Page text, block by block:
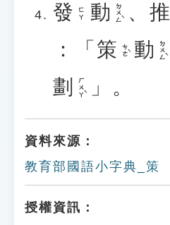
發 ㄈㄚ 動 ㄉㄨㄥˋ 、 推
：「 策 ㄘㄜˋ 動 ㄉㄨㄥˋ
劃 ㄏㄨㄚˋ 」。
資料來源：
教育部國語小字典_策
授權資訊：